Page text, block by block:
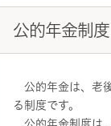
公的年金制
公的年金は、老
る制度です。
公的年金制度は